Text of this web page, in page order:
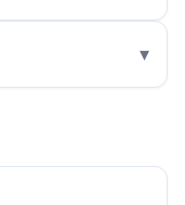
▾